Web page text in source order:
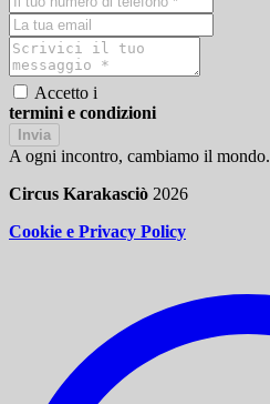
Accetto i
termini e condizioni
Invia
A ogni incontro, cambiamo il mondo.
Circus Karakasciò 2026
Cookie e Privacy Policy